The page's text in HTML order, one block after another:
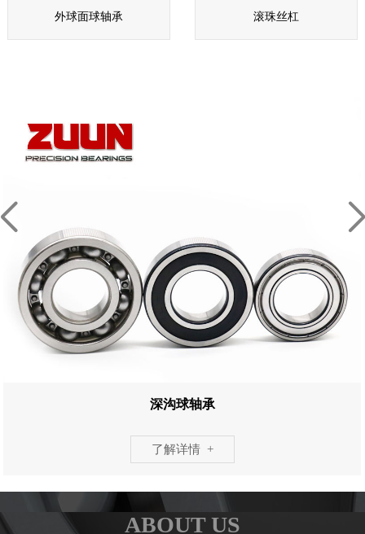
外球面球轴承 滚珠丝杠
深沟球轴承
了解详情 +
ABOUT US